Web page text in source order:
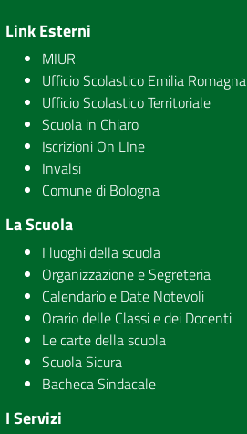
Link Esterni
MIUR
Ufficio Scolastico Emilia Romagna
Ufficio Scolastico Territoriale
Scuola in Chiaro
Iscrizioni On LIne
Invalsi
Comune di Bologna
La Scuola
I luoghi della scuola
Organizzazione e Segreteria
Calendario e Date Notevoli
Orario delle Classi e dei Docenti
Le carte della scuola
Scuola Sicura
Bacheca Sindacale
I Servizi